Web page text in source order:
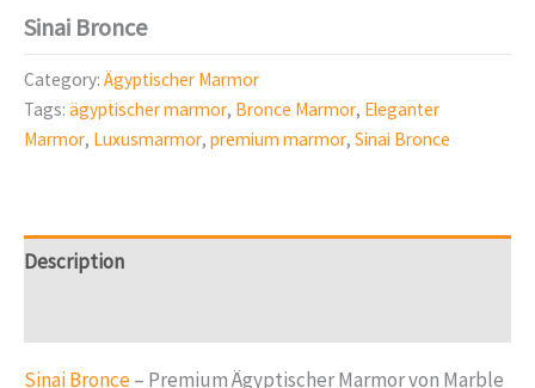
Sinai Bronce
Category: Ägyptischer Marmor
Tags: ägyptischer marmor, Bronce Marmor, Eleganter
Marmor, Luxusmarmor, premium marmor, Sinai Bronce
Description
Sinai Bronce– Premium Ägyptischer Marmor von Marble